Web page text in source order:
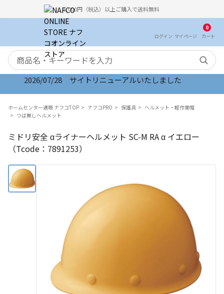
5,000円（税込）以上ご購入で送料無料
ログイン マイ ページ
0
カート
検索キーワード
2026/07/28 サイトリニューアルいたしました
ホームセンター通販 ナフコTOP ナフコPRO 保護具
ヘルメット・軽作業帽
つば無しヘルメット
ミドリ安全 αライナーヘルメット SC-M RA α イエロー
（Tcode：7891253）